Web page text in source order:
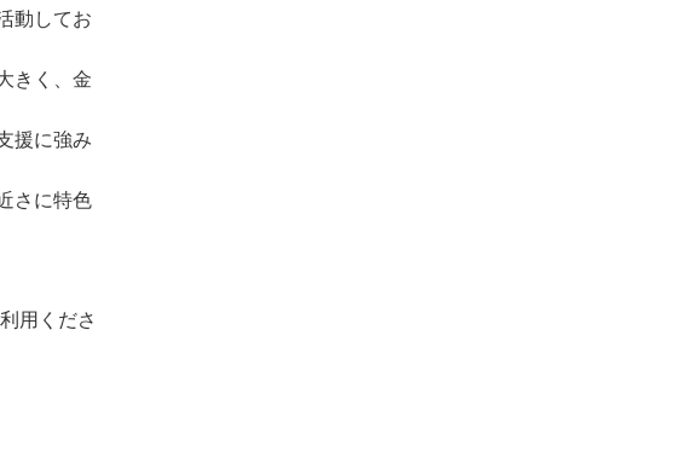
動してお
きく、金
援に強み
さに特色
用くださ